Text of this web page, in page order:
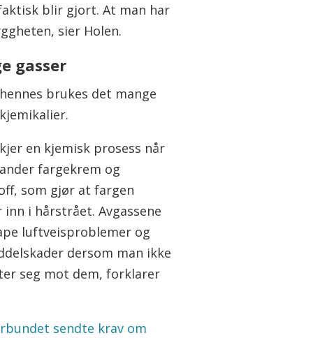
blir gjort. At man har
sier Holen.
gasser
brukes det mange
en kjemisk prosess når
fargekrem og
som gjør at fargen
i hårstrået. Avgassene
luftveisproblemer og
dersom man ikke
seg mot dem, forklarer
sendte krav om